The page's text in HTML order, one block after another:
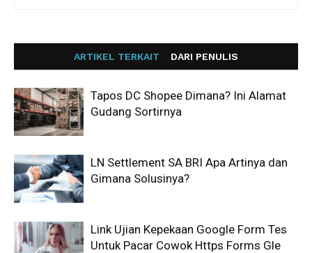
ARTIKEL TERKAIT DARI PENULIS
Tapos DC Shopee Dimana? Ini Alamat
Gudang Sortirnya
LN Settlement SA BRI Apa Artinya dan
Gimana Solusinya?
Link Ujian Kepekaan Google Form Tes
Untuk Pacar Cowok Https Forms Gle